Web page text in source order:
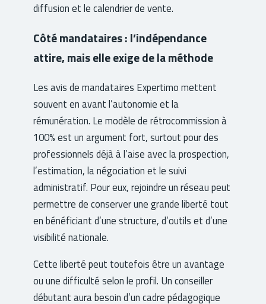
diffusion et le calendrier de vente.
Côté mandataires : l’indépendance
attire, mais elle exige de la méthode
Les avis de mandataires Expertimo mettent
souvent en avant l’autonomie et la
rémunération. Le modèle de rétrocommission à
100% est un argument fort, surtout pour des
professionnels déjà à l’aise avec la prospection,
l’estimation, la négociation et le suivi
administratif. Pour eux, rejoindre un réseau peut
permettre de conserver une grande liberté tout
en bénéficiant d’une structure, d’outils et d’une
visibilité nationale.
Cette liberté peut toutefois être un avantage
ou une difficulté selon le profil. Un conseiller
débutant aura besoin d’un cadre pédagogique